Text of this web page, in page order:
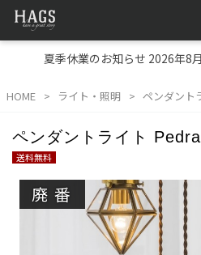
夏季休業のお知らせ 2026年8
HOME ライト・照明 ペンダント
ペンダントライト
送料無料
廃番